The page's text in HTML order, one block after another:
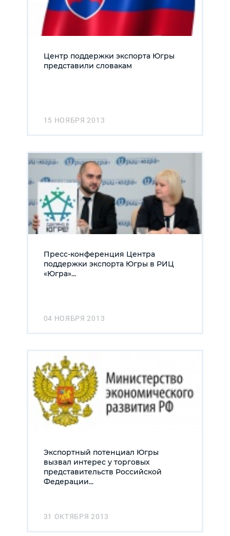
Центр поддержки экспорта Югры
представили словакам
15 НОЯБРЯ 2013
Пресс-конференция Центра
поддержки экспорта Югры в РИЦ
«Югра»...
04 НОЯБРЯ 2013
Экспортный потенциал Югры
вызвал интерес у торговых
представительств Российской
Федерации...
31 ОКТЯБРЯ 2013